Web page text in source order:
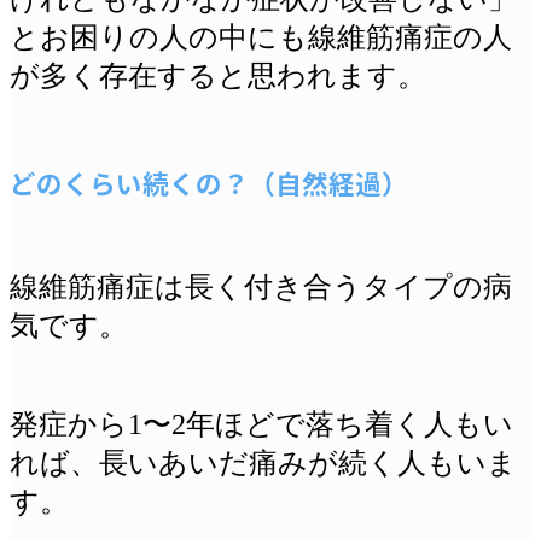
とお困りの人の中にも線維筋痛症の人
が多く存在すると思われます。
どのくらい続くの？（自然経過）
線維筋痛症は長く付き合うタイプの病
気です。
発症から1〜2年ほどで落ち着く人もい
れば、長いあいだ痛みが続く人もいま
す。